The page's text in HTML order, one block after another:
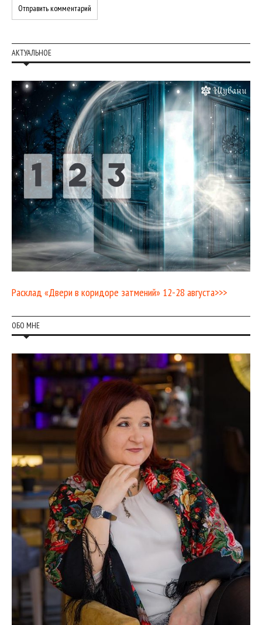
АКТУАЛЬНОЕ
Расклад «Двери в коридоре затмений» 12-28 августа>>>
ОБО МНЕ